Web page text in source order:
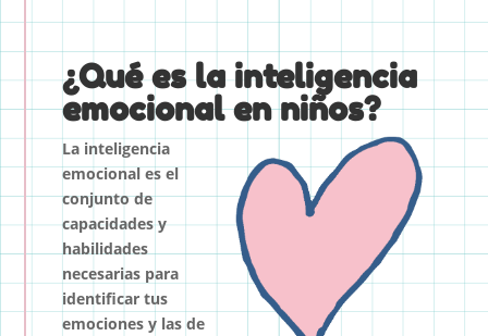
¿Qué es la inteligencia
emocional en niños?
La inteligencia
emocional es el
conjunto de
capacidades y
habilidades
necesarias para
identificar tus
emociones y las de